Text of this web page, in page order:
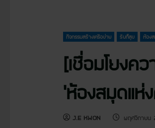
กิจกรรมสร้างเครือข่าย รับก็สุข ห้อง
[เชื่อมโยงค
‘ห้องสมุดแห่
J.E KWON พฤศจิกาย